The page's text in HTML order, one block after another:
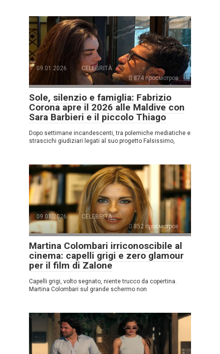
09.01.2026
CELEBRITÀ
874 просмотров
Sole, silenzio e famiglia: Fabrizio
Corona apre il 2026 alle Maldive con
Sara Barbieri e il piccolo Thiago
Dopo settimane incandescenti, tra polemiche mediatiche e
strascichi giudiziari legati al suo progetto Falsissimo,
09.01.2026
CELEBRITÀ
852 просмотров
Martina Colombari irriconoscibile al
cinema: capelli grigi e zero glamour
per il film di Zalone
Capelli grigi, volto segnato, niente trucco da copertina.
Martina Colombari sul grande schermo non